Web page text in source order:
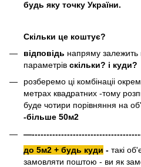
будь яку точку України.
Скільки це коштує?
відповідь напряму залежить
параметрів скільки? і куди?
розберемо ці комбінаціі
метрах квадратних -тому
буде чотири порівняння на
-більше 50м2
до 5м2 + будь куди - такі
замовляти поштою - ви як